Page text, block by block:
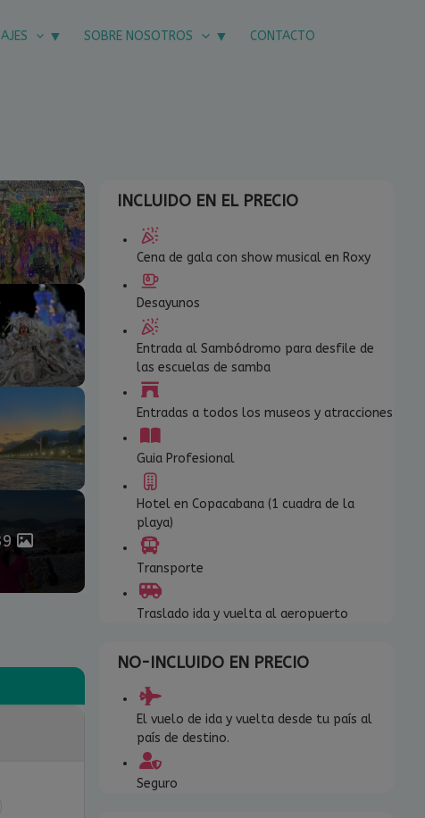
SOBRE NOSOTROS CONTACTO
INCLUIDO EN EL PRECIO
Cena de gala con show musical en Roxy
Desayunos
Entrada al Sambódromo para desfile de
las escuelas de samba
Entradas a todos los museos y atracciones
Guia Profesional
Hotel en Copacabana (1 cuadra de la
playa)
Transporte
Traslado ida y vuelta al aeropuerto
NO-INCLUIDO EN PRECIO
El vuelo de ida y vuelta desde tu país al
país de destino.
Seguro